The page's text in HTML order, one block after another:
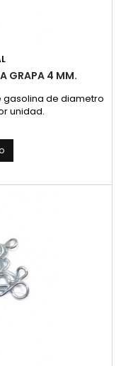
GRAPA 4 MM.
de diametro
unidad.